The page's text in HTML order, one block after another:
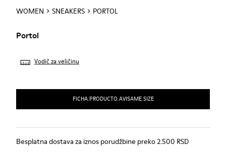
WOMEN SNEAKERS PORTOL
Portol
Vodič za veličinu
FICHA.PRODUCTO.AVISAME.SIZE
Besplatna dostava za iznos porudžbine preko 2.500 RSD